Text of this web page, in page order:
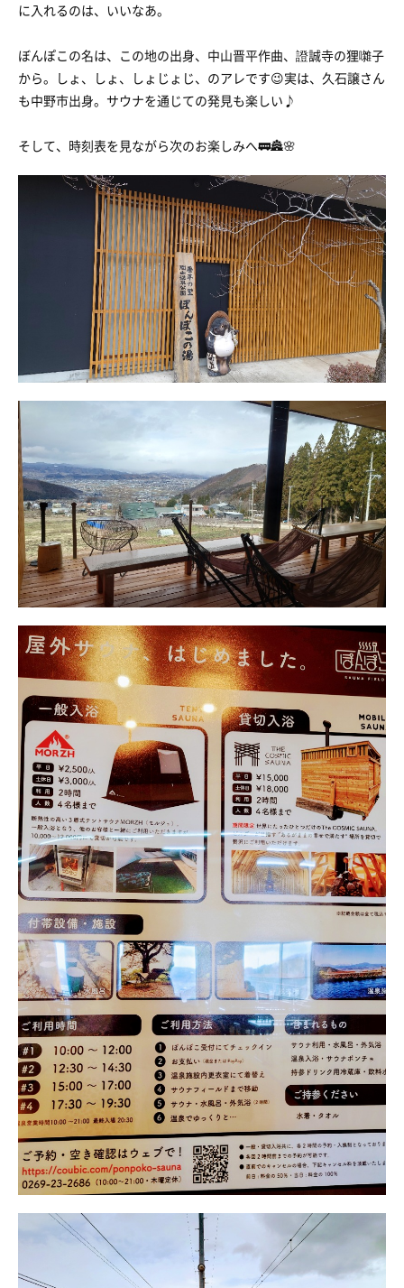
に入れるのは、いいなあ。
ぼんぽこの名は、この地の出身、中山晋平作曲、證誠寺の狸囃子
から。しょ、しょ、しょじょじ、のアレです😉実は、久石譲さん
も中野市出身。サウナを通じての発見も楽しい♪
そして、時刻表を見ながら次のお楽しみへ🚃🏯🌸